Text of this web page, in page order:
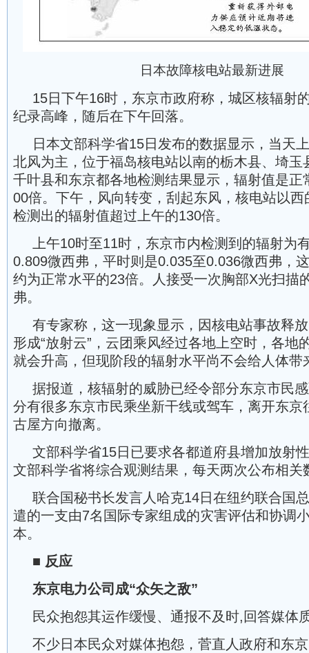
日本故障核电站最新进展
15日下午16时，东京市政府称，城区核辐射
纪录高峰，随后在下午回落。
日本文部科学省15日发布的数据显示，当天
北风为主，位于福岛核电站以南的栃木县、埼玉
千叶县和东京都各地检测结果显示，辐射值是正
00倍。下午，风向转变，刮起东风，核电站以西
检测出的辐射值超过上午的130倍。
上午10时至11时，东京市内检测到的辐射为
0.809微西弗，平时则是0.035至0.036微西弗，
约为正常水平的23倍。人接受一次胸部X光扫描
弗。
有专家称，这一现象显示，因核电站事故释
形成“放射云”，云团乘风经过各地上空时，各地
就会升高，但现阶段的辐射水平尚不会给人体带
据报道，核辐射的威胁已经令部分东京市民
分有很多东京市民乘坐新干线或驾车，离开东京
古屋方向撤离。
文部科学省15日已要求各都道府县增加放射
文部科学省将综合观测结果，每天两次公布相关
联合国秘书长发言人哈克14日在纽约联合国
遣的一支由7名国际专家组成的灾害评估和协调
本。
■ 反应
东京电力公司成“众矢之敌”
民众抱怨其运作缓慢、通报不及时,回答媒体
不少日本民众对媒体抱怨，菅直人政府和东